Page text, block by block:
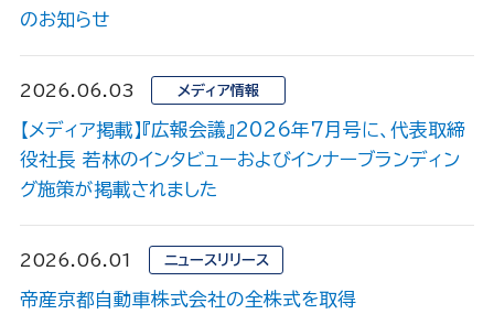
のお知らせ
2026.06.03 メディア情報
【メディア掲載】『広報会議』2026年7月号に、代表取締
役社長 若林のインタビューおよびインナーブランディン
グ施策が掲載されました
2026.06.01 ニュースリリース
帝産京都自動車株式会社の全株式を取得